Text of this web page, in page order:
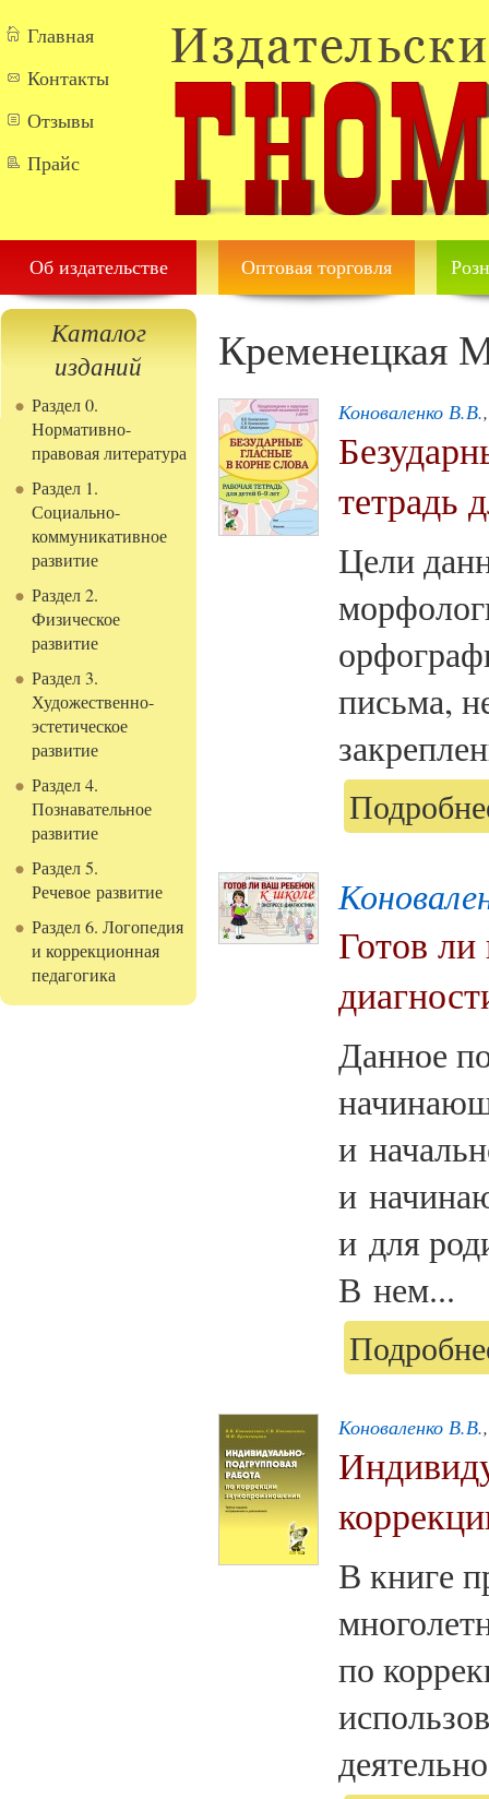
Главная
Контакты
Отзывы
Прайс
Об издательстве Оптовая торговля
Каталог
изданий
Раздел 0.
Нормативно-
правовая литература
Раздел 1.
Социально-
коммуникативное
развитие
Раздел 2.
Физическое
развитие
Раздел 3.
Художественно-
эстетическое
развитие
Раздел 4.
Познавательное
развитие
Раздел 5.
Речевое развитие
Раздел 6. Логопедия
и коррекционная
педагогика
Кременецкая
Коноваленко В.В.
тетрадь
Цели
письма,
Готов
Данное
и
и
и для
В нем...
Коноваленко В.В.
В книге
по